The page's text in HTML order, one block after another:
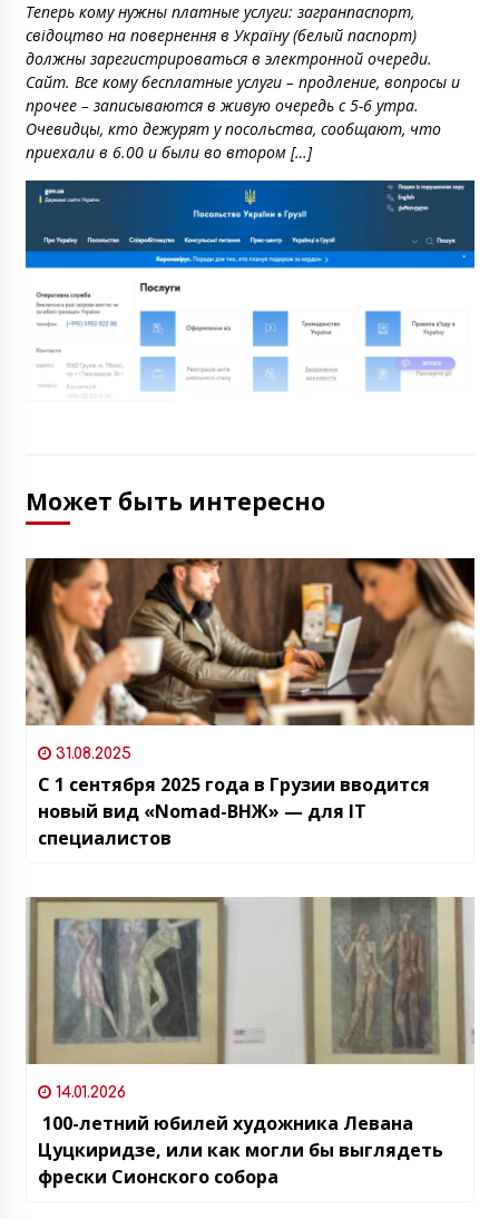
Теперь кому нужны платные услуги: загранпаспорт,
свідоцтво на повернення в Україну (белый паспорт)
должны зарегистрироваться в электронной очереди.
Сайт. Все кому бесплатные услуги – продление, вопросы и
прочее – записываются в живую очередь с 5-6 утра.
Очевидцы, кто дежурят у посольства, сообщают, что
приехали в 6.00 и были во втором […]
Может быть интересно
31.08.2025
С 1 сентября 2025 года в Грузии вводится
новый вид «Nomad-ВНЖ» — для IT
специалистов
14.01.2026
100-летний юбилей художника Левана
Цуцкиридзе, или как могли бы выглядеть
фрески Сионского собора